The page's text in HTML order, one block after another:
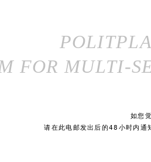
FOR MULTI-
如您
请在此电邮发出后的48小时内通